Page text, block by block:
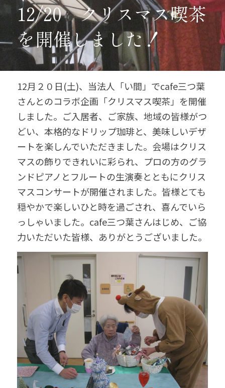
採用情報
12/20　クリスマス喫茶
を開催しました！
12月２０日(土)、当法人「い間」でcafe三つ葉
さんとのコラボ企画「クリスマス喫茶」を開催
しました。ご入居者、ご家族、地域の皆様がつ
どい、本格的なドリップ珈琲と、美味しいデザ
ートを楽しんでいただきました。 会場はクリス
マスの飾りできれいに彩られ、プロの方のグラ
ンドピアノとフルートの生演奏とともにクリス
マスコンサートが開催されました。皆様とても
穏やかで楽しいひと時を過ごされ、喜んでいら
っしゃいました。cafe三つ葉さんはじめ、ご協
力いただいた皆様、ありがとうございました。